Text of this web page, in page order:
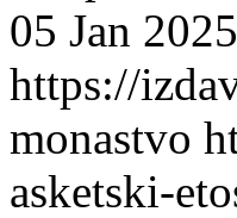
05 Jan
https://
monastvo
asketski-